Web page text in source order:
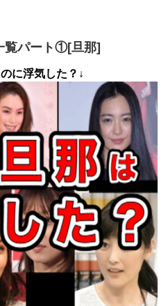
覧パート①[旦那]
に浮気した？↓